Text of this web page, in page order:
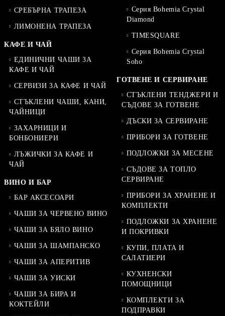
СРЕБЪРНА ТРАПЕЗА
ЛИМОНЕНА ТРАПЕЗА
КАФЕ И ЧАЙ
ЕДИНИЧНИ ЧАШИ ЗА
КАФЕ И ЧАЙ
СЕРВИЗИ ЗА КАФЕ И ЧАЙ
СТЪКЛЕНИ ЧАШИ, КАНИ,
ЧАЙНИЦИ
ЗАХАРНИЦИ И
БОНБОНИЕРИ
ЛЪЖИЧКИ ЗА КАФЕ И
ЧАЙ
ВИНО И БАР
БАР АКСЕСОАРИ
ЧАШИ ЗА ЧЕРВЕНО ВИНО
ЧАШИ ЗА БЯЛО ВИНО
ЧАШИ ЗА ШАМПАНСКО
ЧАШИ ЗА АПЕРИТИВ
ЧАШИ ЗА УИСКИ
ЧАШИ ЗА БИРА И
КОКТЕЙЛИ
Серия Bohemia Crystal
Diamond
TIMESQUARE
Серия Bohemia Crystal
Soho
ГОТВЕНЕ И СЕРВИРАНЕ
СТЪКЛЕНИ ТЕНДЖЕРИ И
СЪДОВЕ ЗА ГОТВЕНЕ
ДЪСКИ ЗА СЕРВИРАНЕ
ПРИБОРИ ЗА ГОТВЕНЕ
ПОДЛОЖКИ ЗА МЕСЕНЕ
СЪДОВЕ ЗА ТОПЛО
СЕРВИРАНЕ
ПРИБОРИ ЗА ХРАНЕНЕ И
КОМПЛЕКТИ
ПОДЛОЖКИ ЗА ХРАНЕНЕ
И ПОКРИВКИ
КУПИ, ПЛАТА И
САЛАТИЕРИ
КУХНЕНСКИ
ПОМОЩНИЦИ
КОМПЛЕКТИ ЗА
ПОДПРАВКИ